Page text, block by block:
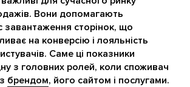
Вони допомагають
завантаження сторінок, що
на конверсію і лояльність
Саме ці показники
з головних ролей, коли споживач
брендом, його сайтом і послугами.